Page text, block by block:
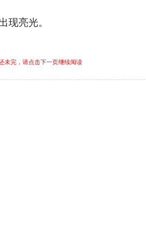
现亮光。
未完，请点击下一页继续阅读